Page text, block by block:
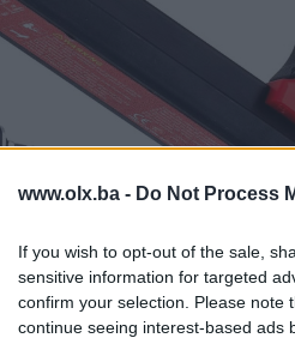
www.olx.ba - Do Not Process
If you wish to opt-out of the sale,
sensitive information for targeted
confirm your selection. Please note
continue seeing interest-based ads